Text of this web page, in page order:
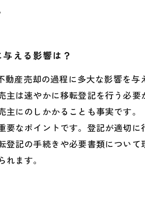
える影響は？
動産売却の過程に多大な影響を
は速やかに移転登記を行う必
主にのしかかることも事実です
なポイントです。登記が適切
記の手続きや必要書類につい
ます。